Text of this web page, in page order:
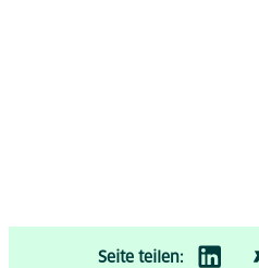
Seite teilen: